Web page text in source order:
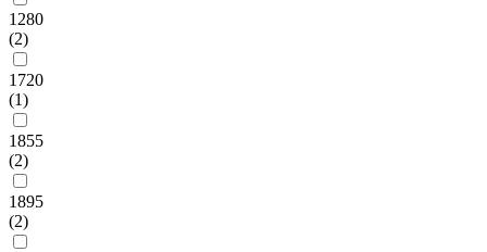
1280
(2)
1720
(1)
1855
(2)
1895
(2)